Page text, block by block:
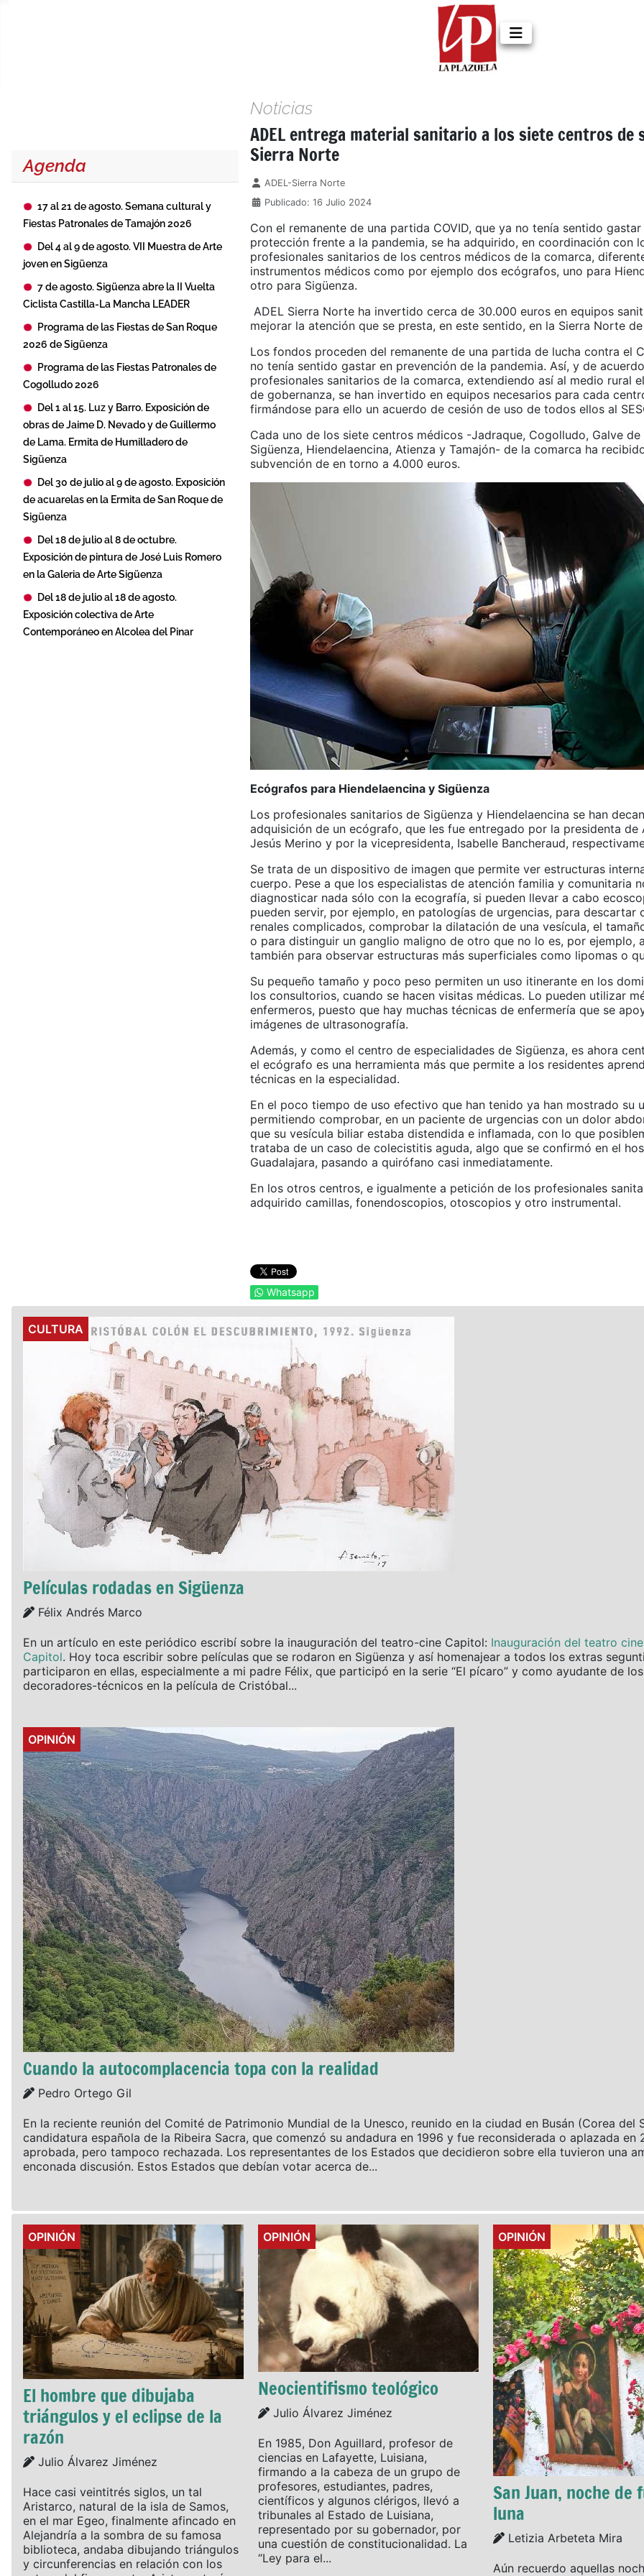
Details
CULTURA
Películas rodadas en Sigüenza
Details
Félix Andrés Marco
En un artículo en este periódico escribí sobre la inauguración del teatro-cine Capitol: Inauguración del teatro
Capitol. Hoy toca escribir sobre películas que se rodaron en Sigüenza y así homenajear a todos los extras
participaron en ellas, especialmente a mi padre Félix, que participó en la serie “El pícaro” y como ayudante de los
decoradores-técnicos en la película de Cristóbal...
Details
OPINIÓN
Cuando la autocomplacencia topa con la realidad
Details
Pedro Ortego Gil
En la reciente reunión del Comité de Patrimonio Mundial de la Unesco, reunido en la ciudad en Busán (Corea del
candidatura española de la Ribeira Sacra, que comenzó su andadura en 1996 y fue reconsiderada o aplazada en
aprobada, pero tampoco rechazada. Los representantes de los Estados que decidieron sobre ella tuvieron una
enconada discusión. Estos Estados que debían votar acerca de...
Details
OPINIÓN
El hombre que dibujaba
triángulos y el eclipse de la
razón
Details
Julio Álvarez Jiménez
Hace casi veintitrés siglos, un tal
Aristarco, natural de la isla de Samos,
en el mar Egeo, finalmente afincado en
Alejandría a la sombra de su famosa
biblioteca, andaba dibujando triángulos
y circunferencias en relación con los
Details
OPINIÓN
Neocientifismo teológico
Details
Julio Álvarez Jiménez
En 1985, Don Aguillard, profesor de
ciencias en Lafayette, Luisiana,
firmando a la cabeza de un grupo de
profesores, estudiantes, padres,
científicos y algunos clérigos, llevó a
tribunales al Estado de Luisiana,
representado por su gobernador, por
una cuestión de constitucionalidad. La
“Ley para el...
Details
OPINIÓN
San Juan, noche de
luna
Details
Letizia Arbeteta Mira
Aún recuerdo aquellas
Agenda
17 al 21 de agosto. Semana cultural y
Fiestas Patronales de Tamajón 2026
Del 4 al 9 de agosto. VII Muestra de Arte
joven en Sigüenza
7 de agosto. Sigüenza abre la II Vuelta
Ciclista Castilla-La Mancha LEADER
Programa de las Fiestas de San Roque
2026 de Sigüenza
Programa de las Fiestas Patronales de
Cogolludo 2026
Del 1 al 15. Luz y Barro. Exposición de
obras de Jaime D. Nevado y de Guillermo
de Lama. Ermita de Humilladero de
Sigüenza
Del 30 de julio al 9 de agosto. Exposición
de acuarelas en la Ermita de San Roque de
Sigüenza
Del 18 de julio al 8 de octubre.
Exposición de pintura de José Luis Romero
en la Galeria de Arte Sigüenza
Del 18 de julio al 18 de agosto.
Exposición colectiva de Arte
Contemporáneo en Alcolea del Pinar
Noticias
ADEL entrega material sanitario a los siete centros de
Sierra Norte
Detalles
ADEL-Sierra Norte
Publicado: 16 Julio 2024
Con el remanente de una partida COVID, que ya no tenía sentido gastar
protección frente a la pandemia, se ha adquirido, en coordinación con
profesionales sanitarios de los centros médicos de la comarca,
instrumentos médicos como por ejemplo dos ecógrafos, uno para
otro para Sigüenza.
ADEL Sierra Norte ha invertido cerca de 30.000 euros en equipos
mejorar la atención que se presta, en este sentido, en la Sierra Norte de
Los fondos proceden del remanente de una partida de lucha contra el
no tenía sentido gastar en prevención de la pandemia. Así, y de
profesionales sanitarios de la comarca, extendiendo así al medio rural
de gobernanza, se han invertido en equipos necesarios para cada
firmándose para ello un acuerdo de cesión de uso de todos ellos al
Cada uno de los siete centros médicos -Jadraque, Cogolludo, Galve de
Sigüenza, Hiendelaencina, Atienza y Tamajón- de la comarca ha
subvención de en torno a 4.000 euros.
Ecógrafos para Hiendelaencina y Sigüenza
Los profesionales sanitarios de Sigüenza y Hiendelaencina se han
adquisición de un ecógrafo, que les fue entregado por la presidenta de
Jesús Merino y por la vicepresidenta, Isabelle Bancheraud,
Se trata de un dispositivo de imagen que permite ver estructuras
cuerpo. Pese a que los especialistas de atención familia y comunitaria
diagnosticar nada sólo con la ecografía, si pueden llevar a cabo
pueden servir, por ejemplo, en patologías de urgencias, para descartar
renales complicados, comprobar la dilatación de una vesícula, el
o para distinguir un ganglio maligno de otro que no lo es, por ejemplo,
también para observar estructuras más superficiales como lipomas o
Su pequeño tamaño y poco peso permiten un uso itinerante en los
los consultorios, cuando se hacen visitas médicas. Lo pueden utilizar
enfermeros, puesto que hay muchas técnicas de enfermería que se
imágenes de ultrasonografía.
Además, y como el centro de especialidades de Sigüenza, es ahora
el ecógrafo es una herramienta más que permite a los residentes
técnicas en la especialidad.
En el poco tiempo de uso efectivo que han tenido ya han mostrado su
permitiendo comprobar, en un paciente de urgencias con un dolor
que su vesícula biliar estaba distendida e inflamada, con lo que
trataba de un caso de colecistitis aguda, algo que se confirmó en el
Guadalajara, pasando a quirófano casi inmediatamente.
En los otros centros, e igualmente a petición de los profesionales
adquirido camillas, fonendoscopios, otoscopios y otro instrumental.
Whatsapp